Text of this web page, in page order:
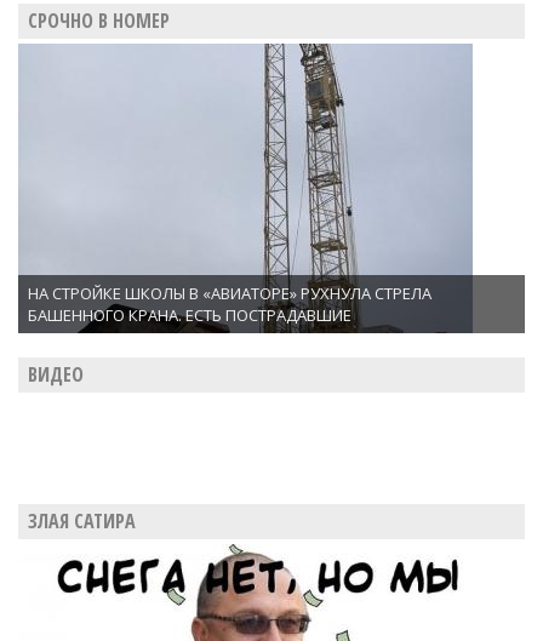
СРОЧНО В НОМЕР
НА СТРОЙКЕ ШКОЛЫ В «АВИАТОРЕ» РУХНУЛА СТРЕЛА
БАШЕННОГО КРАНА. ЕСТЬ ПОСТРАДАВШИЕ
ВИДЕО
ЗЛАЯ САТИРА